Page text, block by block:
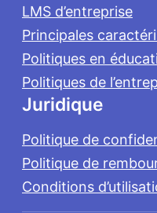
LMS d’entreprise
Principales
Politiques en
Politiques de
Juridique
Politique de
Politique de
Conditions